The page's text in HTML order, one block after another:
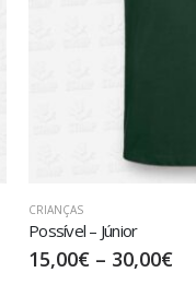
CRIANÇAS
Preserve World – Júnior
17,50 € –32,50